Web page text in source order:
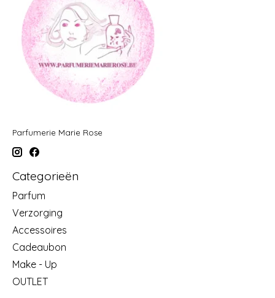
Parfumerie Marie Rose
Categorieën
Parfum
Verzorging
Accessoires
Cadeaubon
Make - Up
OUTLET